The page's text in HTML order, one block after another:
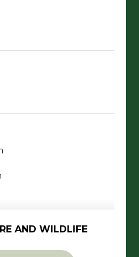
AND WILDLIFE